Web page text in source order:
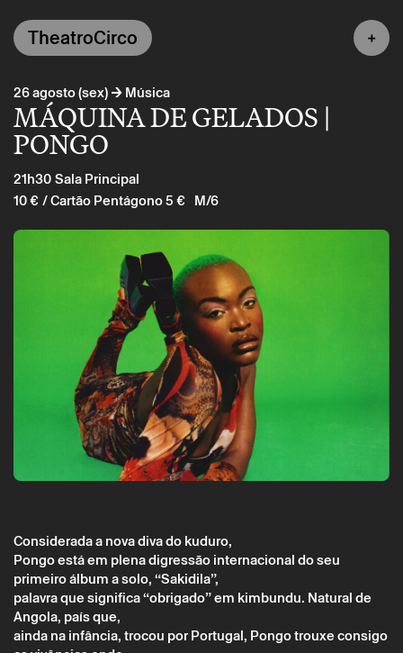
26 agosto (sex)→Música
MÁQUINA DE GELADOS |
PONGO
21h30Sala Principal
10 €/ Cartão Pentágono 5 € M/6
Considerada a nova diva do kuduro,
Pongo está em plena digressão internacional do seu
primeiro álbum a solo, “Sakidila”,
palavra que significa “obrigado” em kimbundu. Natural de
Angola, país que,
ainda na infância, trocou por Portugal, Pongo trouxe consigo
TheatroCirco
Sexta 26 agosto
Música